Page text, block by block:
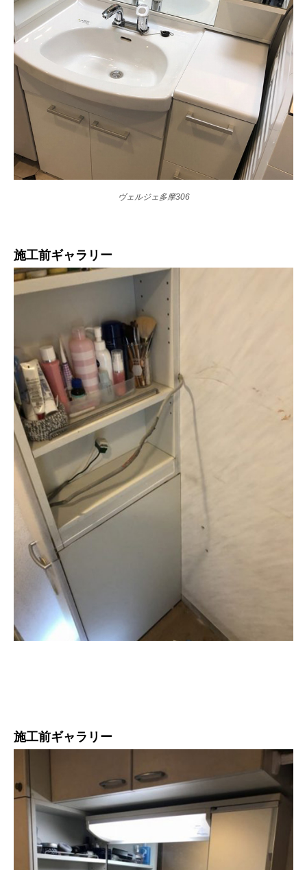
ヴェルジェ多摩306
施工前ギャラリー
施工前ギャラリー